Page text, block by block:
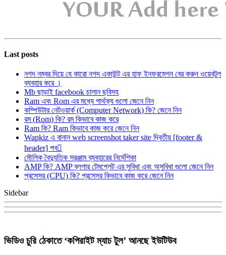
Last posts
নগদ নম্বর দিয়ে যে কারো নগদ একাউন্ট এর হাফ ইনফরমেশন বের করুন ওয়েবটুল
ব্যবহার করে ।
Mb ছাড়াই facebook চালান ছবিসহ
Ram এবং Rom এর মধ্যে পার্থক্য গুলো জেনে নিন
কম্পিউটার নেটওয়ার্ক (Computer Network) কি? জেনে নিন
রম (Rom) কি? রম কিভাবে কাজ করে
Ram কি? Ram কিভাবে কাজ করে জেনে নিন
Wapkiz এ বানান web screenshot taker site দ্বিতীয় [footer &
header] পব
মৌলিক বৈদ্যুতিক সরঞ্জাম ব্যবহারের নির্দেশিকা
AMP কি? AMP ব্লগার টেমপ্লেট এর সুবিধা এবং অসুবিধা গুলো জেনে নিন
প্রসেসর (CPU) কি? প্রসেসর কিভাবে কাজ করে জেনে নিন
Sidebar
ভিডিও চুরি ঠেকাতে ‘কপিরাইট ম্যাচ টুল’ আনছে ইউটিউব